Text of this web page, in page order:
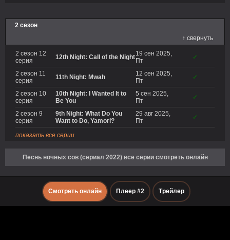
2 сезон
↑ свернуть
2 сезон 12
серия
12th Night: Call of the Night19 сен 2025,
Пт
✓
2 сезон 11
серия
11th Night: Mwah
12 сен 2025,
Пт
✓
2 сезон 10
серия
10th Night: I Wanted It to
Be You
5 сен 2025,
Пт
✓
2 сезон 9
серия
9th Night: What Do You
Want to Do, Yamori?
29 авг 2025,
Пт
✓
показать все серии
Песнь ночных сов (сериал 2022) все серии смотреть онлайн
Смотреть онлайн Плеер #2 Трейлер